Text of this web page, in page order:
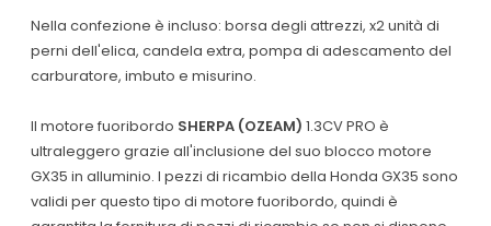
Nella confezione è incluso: borsa degli attrezzi, x2 unità di
perni dell'elica, candela extra, pompa di adescamento del
carburatore, imbuto e misurino.
Il motore fuoribordo SHERPA (OZEAM) 1.3CV PRO è
ultraleggero grazie all'inclusione del suo blocco motore
GX35 in alluminio. I pezzi di ricambio della Honda GX35 sono
validi per questo tipo di motore fuoribordo, quindi è